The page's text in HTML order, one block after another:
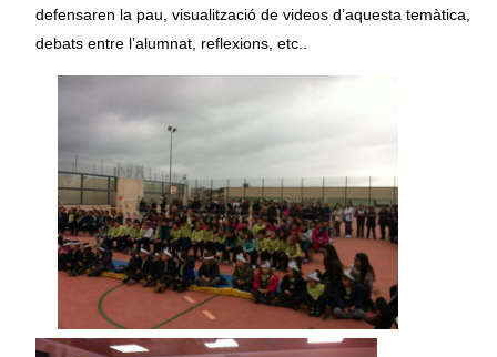
defensaren la pau, visualització de videos d’aquesta temàtica,
debats entre l’alumnat, reflexions, etc..